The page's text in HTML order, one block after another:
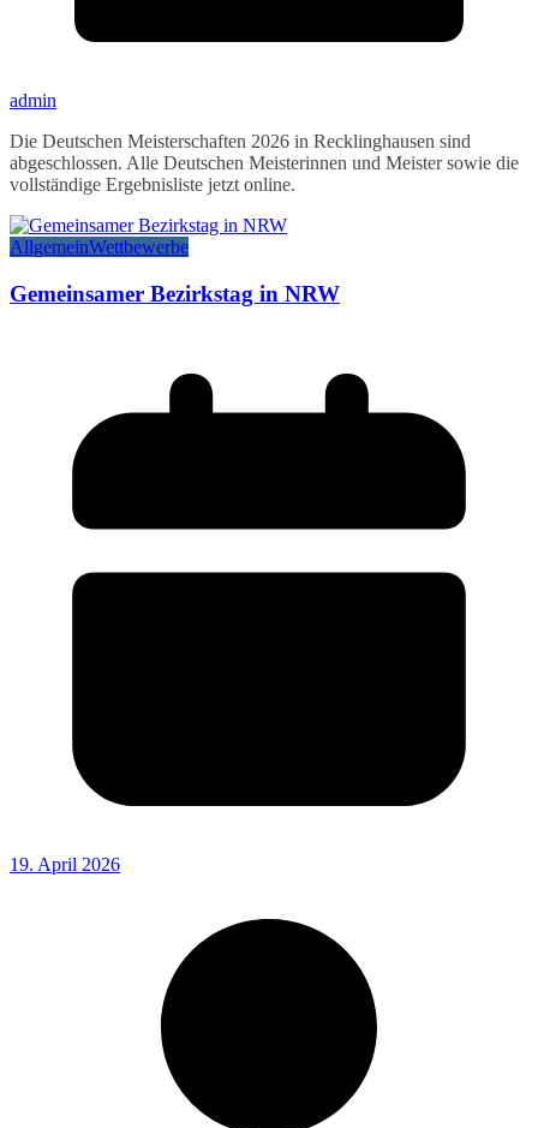
admin
Die Deutschen Meisterschaften 2026 in Recklinghausen sind
abgeschlossen. Alle Deutschen Meisterinnen und Meister sowie die
vollständige Ergebnisliste jetzt online.
AllgemeinWettbewerbe
Gemeinsamer Bezirkstag in NRW
19. April 2026